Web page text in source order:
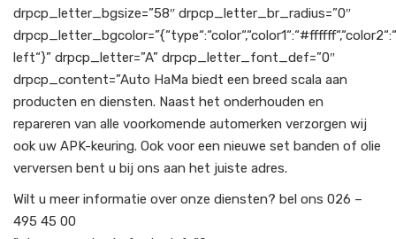
drpcp_letter_bgsize=”58″ drpcp_letter_br_radius=”0″
left“}” drpcp_letter=”A” drpcp_letter_font_def=”0″
drpcp_content=”Auto HaMa biedt een breed scala aan
producten en diensten. Naast het onderhouden en
repareren van alle voorkomende automerken verzorgen wij
ook uw APK-keuring. Ook voor een nieuwe set banden of olie
verversen bent u bij ons aan het juiste adres.
Wilt u meer informatie over onze diensten? bel ons 026 –
495 45 00